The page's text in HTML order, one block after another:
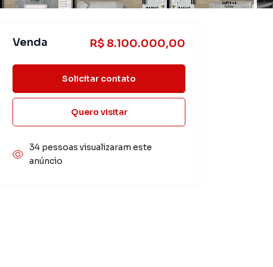
Venda R$ 8.100.000,00
Solicitar contato
Quero visitar
34 pessoas visualizaram este
anúncio